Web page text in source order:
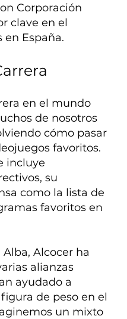
Corporación
clave en el
en España.
en el mundo
de nosotros
cómo pasar
favoritos.
incluye
su
como la lista de
favoritos en
Alcocer ha
alianzas
ayudado a
de peso en el
un mixto